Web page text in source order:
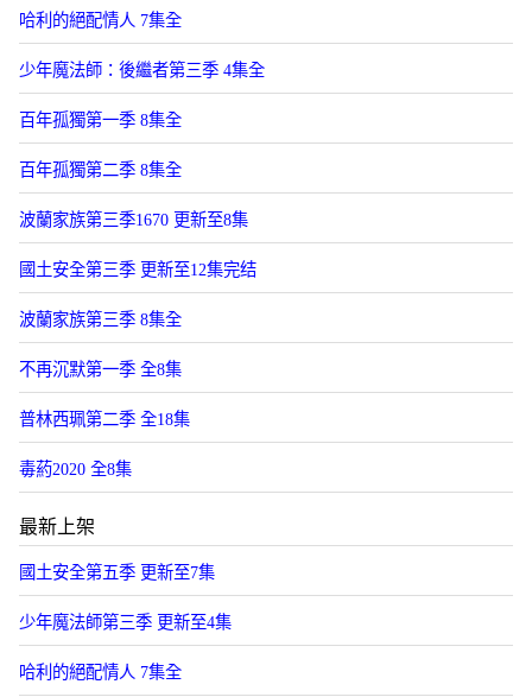
哈利的絕配情人 7集全
少年魔法師：後繼者第三季 4集全
百年孤獨第一季 8集全
百年孤獨第二季 8集全
波蘭家族第三季1670 更新至8集
國土安全第三季 更新至12集完结
波蘭家族第三季 8集全
不再沉默第一季 全8集
普林西珮第二季 全18集
毒葯2020 全8集
最新上架
國土安全第五季 更新至7集
少年魔法師第三季 更新至4集
哈利的絕配情人 7集全